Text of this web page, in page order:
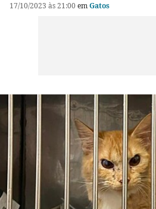
17/10/2023 às 21:00 emGatos